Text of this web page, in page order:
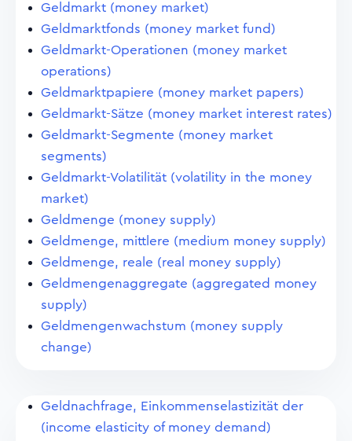
Geldmarkt (money market)
Geldmarktfonds (money market fund)
Geldmarkt-Operationen (money market
operations)
Geldmarktpapiere (money market papers)
Geldmarkt-Sätze (money market interest rates)
Geldmarkt-Segmente (money market
segments)
Geldmarkt-Volatilität (volatility in the money
market)
Geldmenge (money supply)
Geldmenge, mittlere (medium money supply)
Geldmenge, reale (real money supply)
Geldmengenaggregate (aggregated money
supply)
Geldmengenwachstum (money supply
change)
Geldnachfrage, Einkommenselastizität der
(income elasticity of money demand)